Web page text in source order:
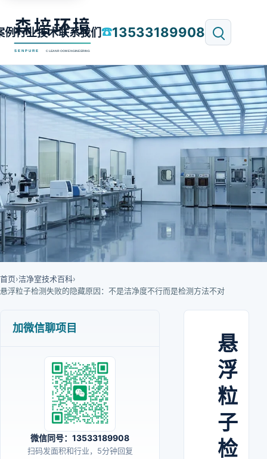
例行业技术联系我们☎13533189908
首页›洁净室技术百科›
悬浮粒子检测失败的隐藏原因：不是洁净度不行而是检测方法不对
加微信聊项目
微信同号：13533189908
扫码发面积和行业，5分钟回复
悬
浮
粒
子
检